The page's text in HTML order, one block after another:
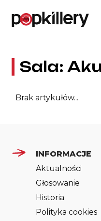
Sala:
Brak artykułów...
INFORMACJE
Aktualności
Głosowanie
Historia
Polityka cookies